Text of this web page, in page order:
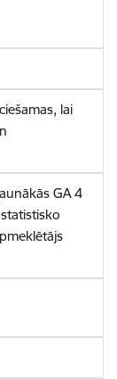
lai
GA 4